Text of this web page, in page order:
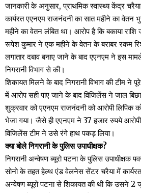
जानकारी के अनुसार, प्राथमिक स्वास्थ्य केंद्र
कार्यरत एएनएम राजनंदनी का सात महीने का वेतन
महीने का वेतन लंबित था। आरोप है कि बकाया
रूपेश कुमार ने एक महीने के वेतन के बराबर रकम
लगातार दबाव बनाए जाने के बाद एएनएम ने इस
निगरानी विभाग से की।
शिकायत मिलने के बाद निगरानी विभाग की टीम ने
में आरोप सही पाए जाने के बाद विजिलेंस ने जाल
शुक्रवार को एएनएम राजनंदनी को आरोपी लिपिक
भेजा गया। जैसे ही एएनएम ने 37 हजार रुपये
विजिलेंस टीम ने उसे रंगे हाथ पकड़ लिया।
क्या बोले निगरानी के पुलिस उपाधीक्षक?
निगरानी अन्वेषण ब्यूरो पटना के पुलिस उपाधीक्षक
सोनो के तहत हेल्थ एंड वेलनेस सेंटर चरैया में
अन्वेषण ब्यूरो पटना से शिकायत की थी कि उसने 2